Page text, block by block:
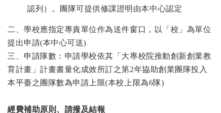
認列）。團隊可提供修課證明由本中心認定
二、學校應指定專責單位作為送件窗口，以「校」為單位
提出申請(本中心可送)
三、申請隊數：申請學校依其「大專校院推動創新創業教
育計畫」計畫書量化成效所訂之第2年協助創業團隊投入
本平臺之團隊數為申請上限(本校上限為6隊)
經費補助原則、請撥及結報